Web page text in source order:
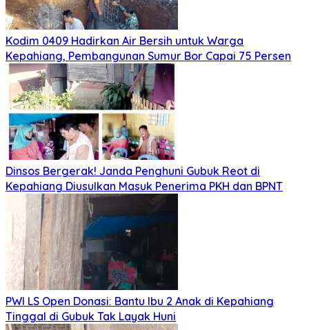
Kodim 0409 Hadirkan Air Bersih untuk Warga
Kepahiang, Pembangunan Sumur Bor Capai 75 Persen
Dinsos Bergerak! Janda Penghuni Gubuk Reot di
Kepahiang Diusulkan Masuk Penerima PKH dan BPNT
PWI LS Open Donasi: Bantu Ibu 2 Anak di Kepahiang
Tinggal di Gubuk Tak Layak Huni